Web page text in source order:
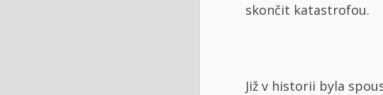
skončit katastrofou.
Již v historii byla